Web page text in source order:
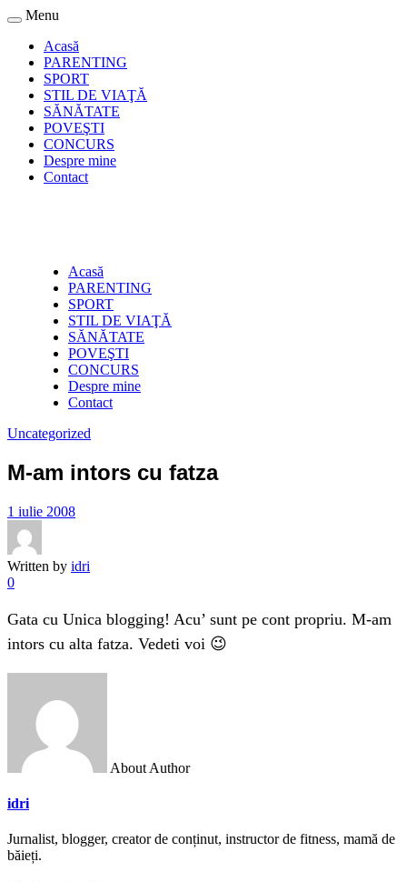
Menu
Acasă
PARENTING
SPORT
STIL DE VIAŢĂ
SĂNĂTATE
POVEŞTI
CONCURS
Despre mine
Contact
Acasă
PARENTING
SPORT
STIL DE VIAŢĂ
SĂNĂTATE
POVEŞTI
CONCURS
Despre mine
Contact
Uncategorized
M-am intors cu fatza
1 iulie 2008
Written by idri
0
Gata cu Unica blogging! Acu’ sunt pe cont propriu. M-am
intors cu alta fatza. Vedeti voi 😉
About Author
idri
Jurnalist, blogger, creator de conținut, instructor de fitness, mamă de
băieți.